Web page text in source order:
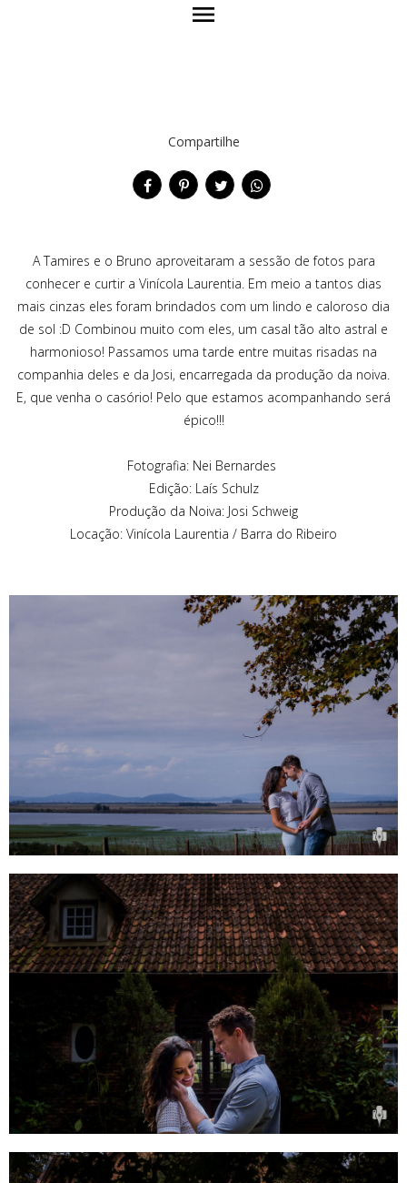
menu
Compartilhe
A Tamires e o Bruno aproveitaram a sessão de fotos para
conhecer e curtir a Vinícola Laurentia. Em meio a tantos dias
mais cinzas eles foram brindados com um lindo e caloroso dia
de sol :D Combinou muito com eles, um casal tão alto astral e
harmonioso! Passamos uma tarde entre muitas risadas na
companhia deles e da Josi, encarregada da produção da noiva.
E, que venha o casório! Pelo que estamos acompanhando será
épico!!!
Fotografia: Nei Bernardes
Edição: Laís Schulz
Produção da Noiva: Josi Schweig
Locação: Vinícola Laurentia / Barra do Ribeiro